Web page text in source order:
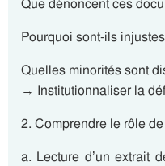
Que dénoncent ces
Pourquoi sont-ils
Quelles minorités sont
→ Institutionnaliser la
2. Comprendre le rôle
a. Lecture d’un extrait